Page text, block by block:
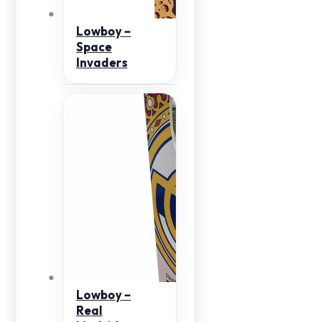
Lowboy –
Space
Invaders
Lowboy –
Real